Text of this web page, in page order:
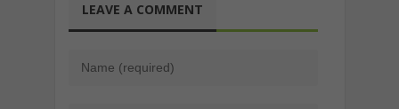
LEAVE A COMMENT